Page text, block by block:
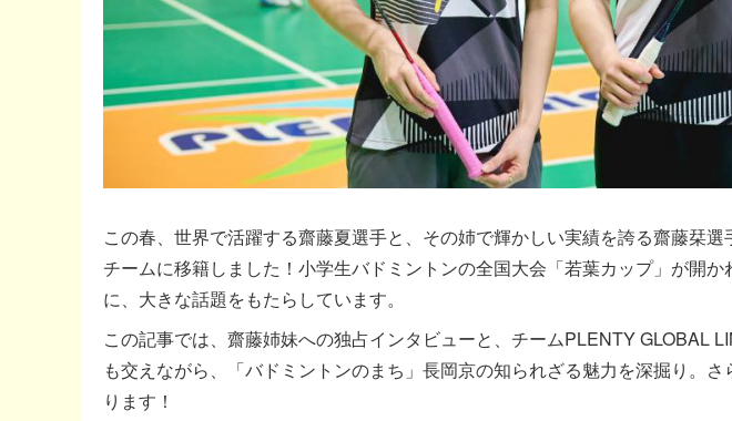
この春、世界で活躍する齋藤夏選手と、その姉で輝かしい実績を誇る齋藤栞
チームに移籍しました！小学生バドミントンの全国大会「若葉カップ」が開
に、大きな話題をもたらしています。
この記事では、齋藤姉妹への独占インタビューと、チームPLENTY GLOBAL
も交えながら、「バドミントンのまち」長岡京の知られざる魅力を深掘り。
ります！